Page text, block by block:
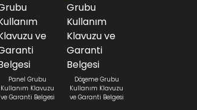
Panel Grubu
Kullanım Klavuzu
ve Garanti Belgesi
Döşeme Grubu
Kullanım Klavuzu
ve Garanti Belgesi